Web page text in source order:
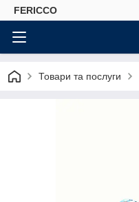
FERICCO
Товари та послуги